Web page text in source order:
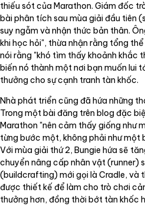
thiếu sót của Marathon. Giám đốc
bài phân tích sau mùa giải đầu tiên
suy ngẫm và nhận thức bản thân.
khi học hỏi", thừa nhận rằng tổng
nói rằng "khó tìm thấy khoảnh khắc
biến nó thành một nơi bạn muốn lui
thưởng cho sự cạnh tranh tàn khốc.
Nhà phát triển cũng đã hứa những
Trong một bài đăng trên blog đặc
Marathon "nên cảm thấy giống như
từng bước một, không phải như một
Với mùa giải thứ 2, Bungie hứa sẽ
chuyển nâng cấp nhân vật (runner)
(buildcrafting) mới gọi là Cradle, và
được thiết kế để làm cho trò chơi
thưởng hơn, đồng thời bớt tàn khốc